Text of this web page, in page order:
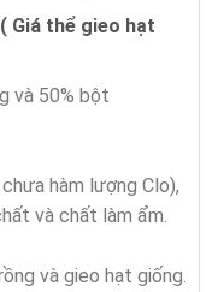
Giá thể gieo hạt
và 50% bột
hàm lượng Clo),
và chất làm ẩm.
và gieo hạt giống.